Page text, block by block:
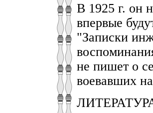
В 1925 г. он
впервые
"Записки
не пишет о
воевавших